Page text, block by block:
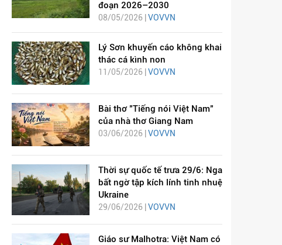
đoạn 2026–2030
08/05/2026 | VOVVN
Lý Sơn khuyến cáo không khai
thác cá kình non
11/05/2026 | VOVVN
Bài thơ "Tiếng nói Việt Nam"
của nhà thơ Giang Nam
03/06/2026 | VOVVN
Thời sự quốc tế trưa 29/6: Nga
bất ngờ tập kích lính tinh nhuệ
Ukraine
29/06/2026 | VOVVN
Giáo sư Malhotra: Việt Nam có